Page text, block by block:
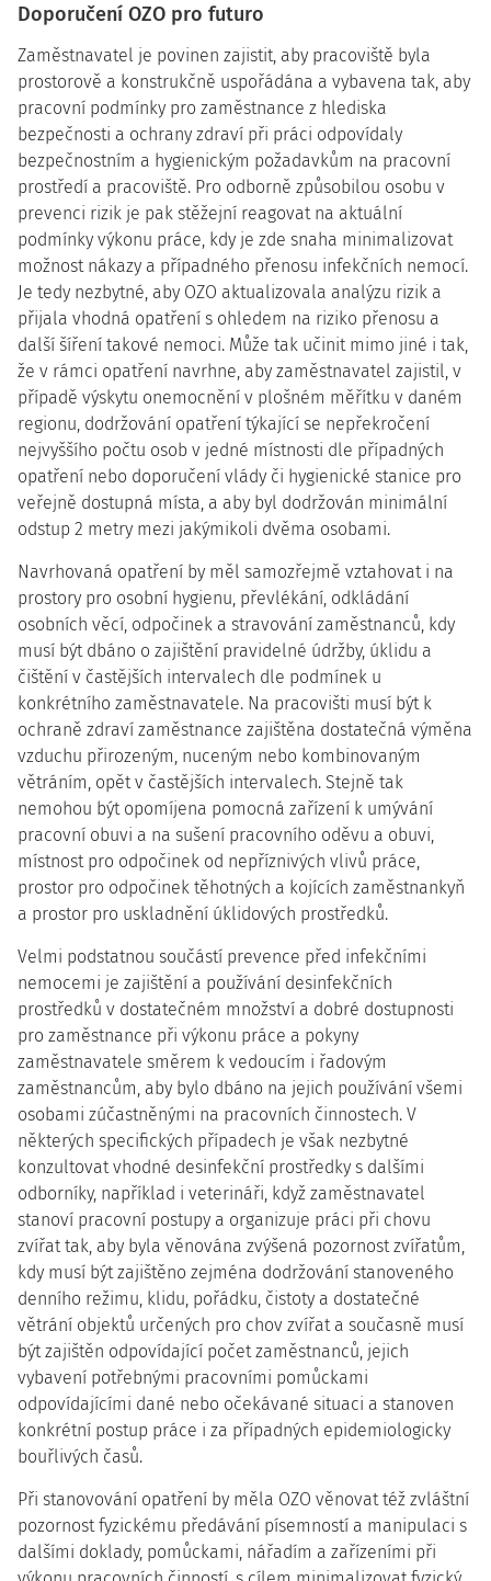
Doporučení OZO pro futuro
Zaměstnavatel je povinen zajistit, aby pracoviště byla
prostorově a konstrukčně uspořádána a vybavena tak, aby
pracovní podmínky pro zaměstnance z hlediska
bezpečnosti a ochrany zdraví při práci odpovídaly
bezpečnostním a hygienickým požadavkům na pracovní
prostředí a pracoviště. Pro odborně způsobilou osobu v
prevenci rizik je pak stěžejní reagovat na aktuální
podmínky výkonu práce, kdy je zde snaha minimalizovat
možnost nákazy a případného přenosu infekčních nemocí.
Je tedy nezbytné, aby OZO aktualizovala analýzu rizik a
přijala vhodná opatření s ohledem na riziko přenosu a
další šíření takové nemoci. Může tak učinit mimo jiné i tak,
že v rámci opatření navrhne, aby zaměstnavatel zajistil, v
případě výskytu onemocnění v plošném měřítku v daném
regionu, dodržování opatření týkající se nepřekročení
nejvyššího počtu osob v jedné místnosti dle případných
opatření nebo doporučení vlády či hygienické stanice pro
veřejně dostupná místa, a aby byl dodržován minimální
odstup 2 metry mezi jakýmikoli dvěma osobami.
Navrhovaná opatření by měl samozřejmě vztahovat i na
prostory pro osobní hygienu, převlékání, odkládání
osobních věcí, odpočinek a stravování zaměstnanců, kdy
musí být dbáno o zajištění pravidelné údržby, úklidu a
čištění v častějších intervalech dle podmínek u
konkrétního zaměstnavatele. Na pracovišti musí být k
ochraně zdraví zaměstnance zajištěna dostatečná výměna
vzduchu přirozeným, nuceným nebo kombinovaným
větráním, opět v častějších intervalech. Stejně tak
nemohou být opomíjena pomocná zařízení k umývání
pracovní obuvi a na sušení pracovního oděvu a obuvi,
místnost pro odpočinek od nepříznivých vlivů práce,
prostor pro odpočinek těhotných a kojících zaměstnankyň
a prostor pro uskladnění úklidových prostředků.
Velmi podstatnou součástí prevence před infekčními
nemocemi je zajištění a používání desinfekčních
prostředků v dostatečném množství a dobré dostupnosti
pro zaměstnance při výkonu práce a pokyny
zaměstnavatele směrem k vedoucím i řadovým
zaměstnancům, aby bylo dbáno na jejich používání všemi
osobami zúčastněnými na pracovních činnostech. V
některých specifických případech je však nezbytné
konzultovat vhodné desinfekční prostředky s dalšími
odborníky, například i veterináři, když zaměstnavatel
stanoví pracovní postupy a organizuje práci při chovu
zvířat tak, aby byla věnována zvýšená pozornost zvířatům,
kdy musí být zajištěno zejména dodržování stanoveného
denního režimu, klidu, pořádku, čistoty a dostatečné
větrání objektů určených pro chov zvířat a současně musí
být zajištěn odpovídající počet zaměstnanců, jejich
vybavení potřebnými pracovními pomůckami
odpovídajícími dané nebo očekávané situaci a stanoven
konkrétní postup práce i za případných epidemiologicky
bouřlivých časů.
Při stanovování opatření by měla OZO věnovat též zvláštní
pozornost fyzickému předávání písemností a manipulaci s
dalšími doklady, pomůckami, nářadím a zařízeními při